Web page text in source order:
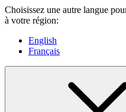
Choisissez une autre langue
à votre région:
English
Français